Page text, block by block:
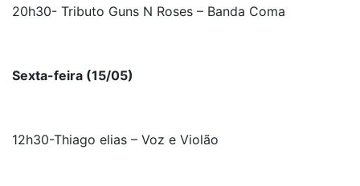
20h30- Tributo Guns N Roses – Banda Coma
Sexta-feira (15/05)
12h30-Thiago elias – Voz e Violão